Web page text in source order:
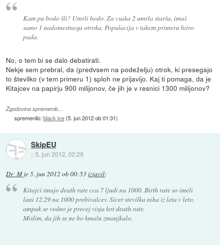
Kam pa bodo šli? Umrli bodo. Za vsaka 2 umrla starša, imaš
samo 1 nadomestnega otroka. Populacija v takem primeru hitro
pada.
No, o tem bi se dalo debatirati.
Nekje sem prebral, da (predvsem na podeželju) otrok, ki presegajo
to številko (v tem primeru 1) sploh ne prijavijo. Kaj ti pomaga, da je
Kitajcev na papirju 900 milijonov, če jih je v resnici 1300 milijonov?
Zgodovina sprememb…
spremenilo:black ice(5. jun 2012 ob 01:31)
SkipEU
:: 5. jun 2012, 02:29
Dr_Mje5. jun 2012 ob 00:53izjavil:
Kitajci imajo death rate cca 7 ljudi na 1000. Birth rate so imeli
lani 12.29 na 1000 prebivalcev. Sicer stevilka niha iz leta v leto,
ampak se vedno je precej visja kot death rate.
Mislim, da jih se ne bo kmalu zmanjkalo.